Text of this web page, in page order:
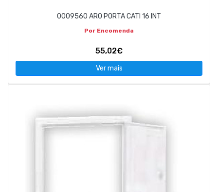
0009560 ARO PORTA CATI 16 INT
Por Encomenda
55,02€
Ver mais